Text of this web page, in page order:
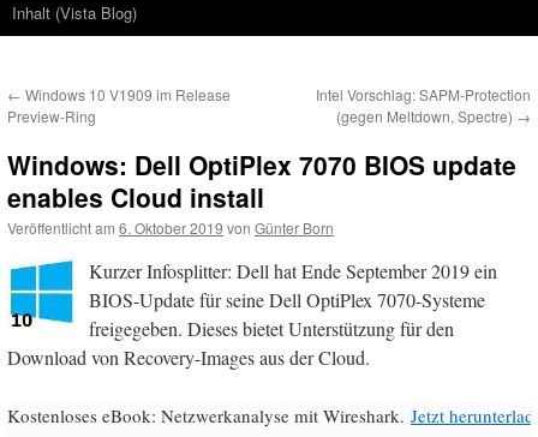
Inhalt (Vista Blog)
← Windows 10 V1909 im Release
Preview-Ring
Intel Vorschlag: SAPM-Protection
(gegen Meltdown, Spectre) →
Windows: Dell OptiPlex 7070 BIOS update
enables Cloud install
Veröffentlicht am 6. Oktober 2019 von Günter Born
Kurzer Infosplitter: Dell hat Ende September 2019 ein
BIOS-Update für seine Dell OptiPlex 7070-Systeme
freigegeben. Dieses bietet Unterstützung für den
Download von Recovery-Images aus der Cloud.
Kostenloses eBook: Netzwerkanalyse mit Wireshark. Jetzt